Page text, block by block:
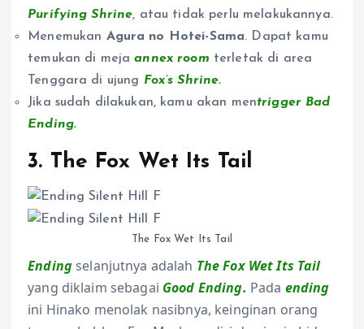
Purifying Shrine, atau tidak perlu melakukannya.
Menemukan Agura no Hotei-Sama. Dapat kamu
temukan di mejaannex room terletak di area
Tenggara di ujung Fox’s Shrine.
Jika sudah dilakukan, kamu akan mentrigger Bad
Ending.
3. The Fox Wet Its Tail
The Fox Wet Its Tail
Endingselanjutnya adalah The Fox Wet Its Tail
yang diklaim sebagai Good Ending. Pada ending
ini Hinako menolak nasibnya, keinginan orang